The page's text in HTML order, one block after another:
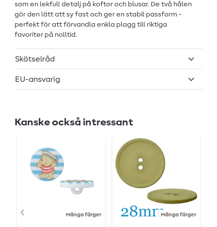
som en lekfull detalj på koftor och blusar. De två hålen
gör den lätt att sy fast och ger en stabil passform -
perfekt för att förvandla enkla plagg till riktiga
favoriter på nolltid.
Skötselråd
EU-ansvarig
Kanske också intressant
Många färger Många färger